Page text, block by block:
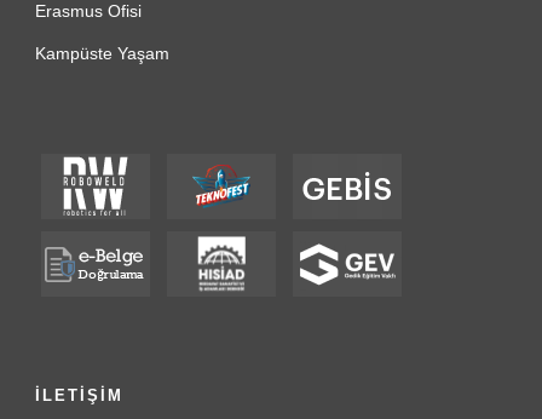
Erasmus Ofisi
Kampüste Yaşam
İLETİŞİM